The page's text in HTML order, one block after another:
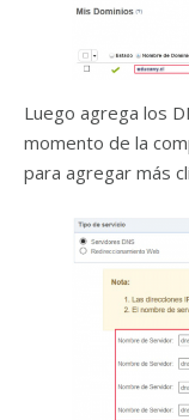
Luego agrega los
momento de la
para agregar más